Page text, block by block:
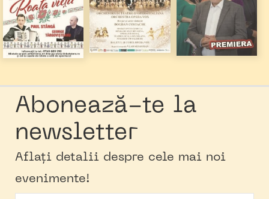
Abonează-te la
newsletter
Aflați detalii despre cele mai noi
evenimente!